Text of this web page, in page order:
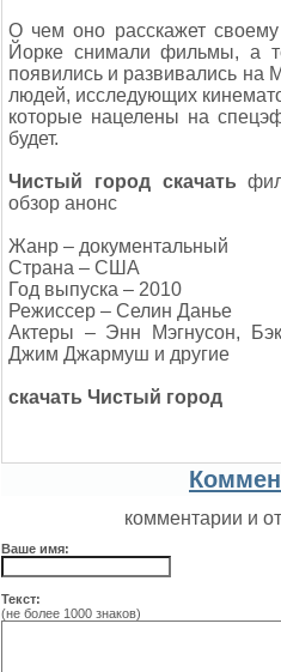
О чем оно расскажет
Йорке снимали фильмы, а
появились и развивались на
людей, исследующих
которые нацелены на
будет.
Чистый город скачать
обзор анонс
Жанр – документальный
Страна – США
Год выпуска – 2010
Режиссер – Селин Данье
Актеры – Энн Мэгнусон,
Джим Джармуш и другие
скачать Чистый город
комментарии и
Ваше имя:
Текст:
(не более 1000 знаков)